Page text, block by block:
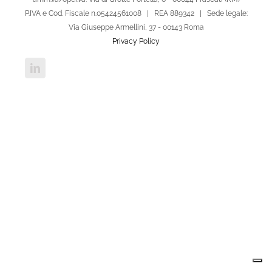
P.IVA e Cod. Fiscale n.05424561008 | REA 889342 | Sede legale:
Via Giuseppe Armellini, 37 - 00143 Roma
Privacy Policy
LinkedIn